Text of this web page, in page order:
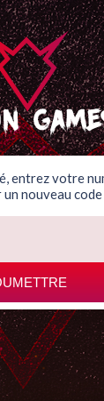
entrez votre
nouveau